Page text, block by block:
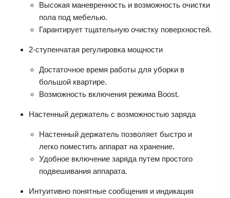
Высокая маневренность и возможность очистки
пола под мебелью.
Гарантирует тщательную очистку поверхностей.
2-ступенчатая регулировка мощности
Достаточное время работы для уборки в
большой квартире.
Возможность включения режима Boost.
Настенный держатель с возможностью заряда
Настенный держатель позволяет быстро и
легко поместить аппарат на хранение.
Удобное включение заряда путем простого
подвешивания аппарата.
Интуитивно понятные сообщения и индикация